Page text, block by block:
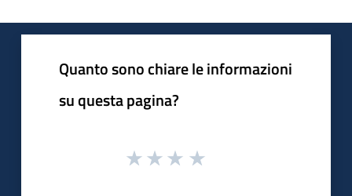
Quanto sono chiare le informazioni
su questa pagina?